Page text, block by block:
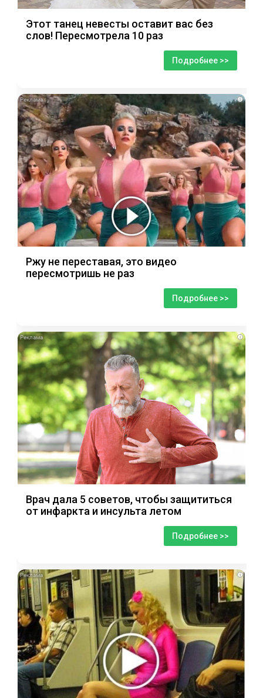
Этот танец невесты оставит вас без
слов! Пересмотрела 10 раз
Подробнее >>
i
Ржу не переставая, это видео
пересмотришь не раз
Подробнее >>
i
Врач дала 5 советов, чтобы защититься
от инфаркта и инсульта летом
Подробнее >>
i